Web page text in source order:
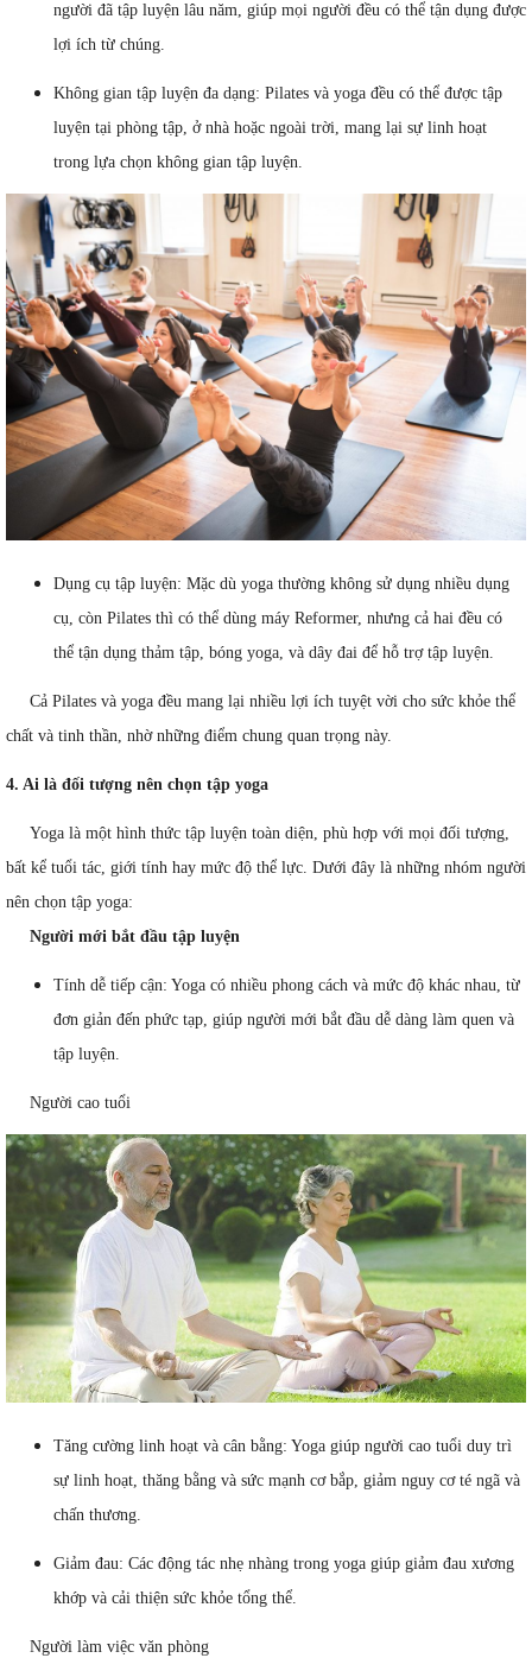
người đã tập luyện lâu năm, giúp mọi người đều có thể tận dụng được
lợi ích từ chúng.
Không gian tập luyện đa dạng: Pilates và yoga đều có thể được tập
luyện tại phòng tập, ở nhà hoặc ngoài trời, mang lại sự linh hoạt
trong lựa chọn không gian tập luyện.
Dụng cụ tập luyện: Mặc dù yoga thường không sử dụng nhiều dụng
cụ, còn Pilates thì có thể dùng máy Reformer, nhưng cả hai đều có
thể tận dụng thảm tập, bóng yoga, và dây đai để hỗ trợ tập luyện.
Cả Pilates và yoga đều mang lại nhiều lợi ích tuyệt vời cho sức khỏe thể
chất và tinh thần, nhờ những điểm chung quan trọng này.
4. Ai là đối tượng nên chọn tập yoga
Yoga là một hình thức tập luyện toàn diện, phù hợp với mọi đối tượng,
bất kể tuổi tác, giới tính hay mức độ thể lực. Dưới đây là những nhóm người
nên chọn tập yoga:
Người mới bắt đầu tập luyện
Tính dễ tiếp cận: Yoga có nhiều phong cách và mức độ khác nhau, từ
đơn giản đến phức tạp, giúp người mới bắt đầu dễ dàng làm quen và
tập luyện.
Người cao tuổi
Tăng cường linh hoạt và cân bằng: Yoga giúp người cao tuổi duy trì
sự linh hoạt, thăng bằng và sức mạnh cơ bắp, giảm nguy cơ té ngã và
chấn thương.
Giảm đau: Các động tác nhẹ nhàng trong yoga giúp giảm đau xương
khớp và cải thiện sức khỏe tổng thể.
Người làm việc văn phòng